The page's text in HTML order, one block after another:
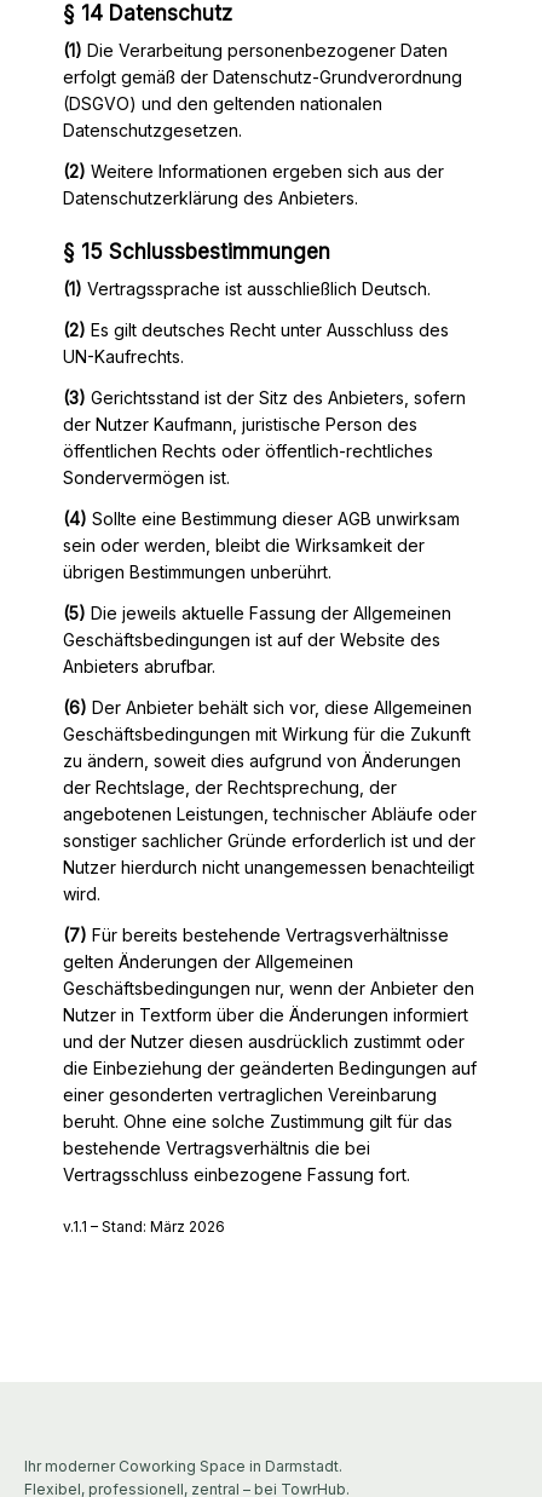
§ 14 Datenschutz
(1) Die Verarbeitung personenbezogener Daten
erfolgt gemäß der Datenschutz-Grundverordnung
(DSGVO) und den geltenden nationalen
Datenschutzgesetzen.
(2) Weitere Informationen ergeben sich aus der
Datenschutzerklärung des Anbieters.
§ 15 Schlussbestimmungen
(1) Vertragssprache ist ausschließlich Deutsch.
(2) Es gilt deutsches Recht unter Ausschluss des
UN-Kaufrechts.
(3) Gerichtsstand ist der Sitz des Anbieters, sofern
der Nutzer Kaufmann, juristische Person des
öffentlichen Rechts oder öffentlich-rechtliches
Sondervermögen ist.
(4) Sollte eine Bestimmung dieser AGB unwirksam
sein oder werden, bleibt die Wirksamkeit der
übrigen Bestimmungen unberührt.
(5) Die jeweils aktuelle Fassung der Allgemeinen
Geschäftsbedingungen ist auf der Website des
Anbieters abrufbar.
(6) Der Anbieter behält sich vor, diese Allgemeinen
Geschäftsbedingungen mit Wirkung für die Zukunft
zu ändern, soweit dies aufgrund von Änderungen
der Rechtslage, der Rechtsprechung, der
angebotenen Leistungen, technischer Abläufe oder
sonstiger sachlicher Gründe erforderlich ist und der
Nutzer hierdurch nicht unangemessen benachteiligt
wird.
(7) Für bereits bestehende Vertragsverhältnisse
gelten Änderungen der Allgemeinen
Geschäftsbedingungen nur, wenn der Anbieter den
Nutzer in Textform über die Änderungen informiert
und der Nutzer diesen ausdrücklich zustimmt oder
die Einbeziehung der geänderten Bedingungen auf
einer gesonderten vertraglichen Vereinbarung
beruht. Ohne eine solche Zustimmung gilt für das
bestehende Vertragsverhältnis die bei
Vertragsschluss einbezogene Fassung fort.
v.1.1 – Stand: März 2026
Ihr moderner Coworking Space in Darmstadt.
Flexibel, professionell, zentral – bei TowrHub.